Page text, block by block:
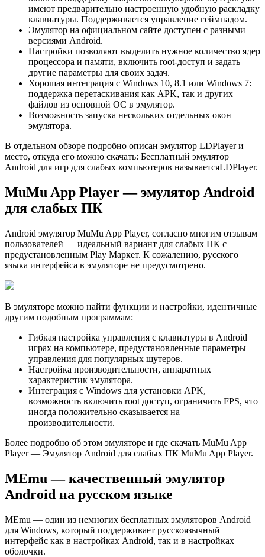
имеют предварительно настроенную удобную раскладку
клавиатуры. Поддерживается управление геймпадом.
Эмулятор на официальном сайте доступен с разными
версиями Android.
Настройки позволяют выделить нужное количество ядер
процессора и памяти, включить root-доступ и задать
другие параметры для своих задач.
Хорошая интеграция с Windows 10, 8.1 или Windows 7:
поддержка перетаскивания как APK, так и других
файлов из основной ОС в эмулятор.
Возможность запуска нескольких отдельных окон
эмулятора.
В отдельном обзоре подробно описан эмулятор LDPlayer и
место, откуда его можно скачать: Бесплатный эмулятор
Android для игр для слабых компьютеров называетсяLDPlayer.
MuMu App Player — эмулятор Android
для слабых ПК
Android эмулятор MuMu App Player, согласно многим отзывам
пользователей — идеальный вариант для слабых ПК с
предустановленным Play Маркет. К сожалению, русского
языка интерфейса в эмуляторе не предусмотрено.
В эмуляторе можно найти функции и настройки, идентичные
другим подобным программам:
Гибкая настройка управления с клавиатуры в Android
играх на компьютере, предустановленные параметры
управления для популярных шутеров.
Настройка производительности, аппаратных
характеристик эмулятора.
Интеграция с Windows для установки APK,
возможность включить root доступ, ограничить FPS, что
иногда положительно сказывается на
производительности.
Более подробно об этом эмуляторе и где скачать MuMu App
Player — Эмулятор Android для слабых ПК MuMu App Player.
MEmu — качественный эмулятор
Android на русском языке
MEmu — один из немногих бесплатных эмуляторов Android
для Windows, который поддерживает русскоязычный
интерфейс как в настройках Android, так и в настройках
оболочки.